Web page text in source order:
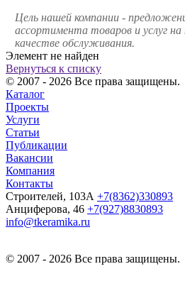
Цель нашей компании -
ассортимента товаров и услуг
качестве обслуживания.
Элемент не найден
Вернуться к списку
© 2007 - 2026 Все права защищены.
Каталог
Проекты
Услуги
Статьи
Публикации
Вакансии
Компания
Контакты
Строителей, 103А +7(8362)330893
Анциферова, 46 +7(927)8830893
info@tkeramika.ru
© 2007 - 2026 Все права защищены.